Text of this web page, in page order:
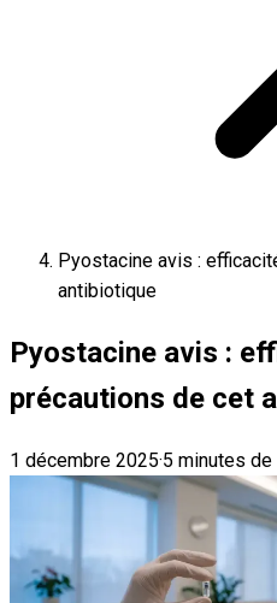
Pyostacine avis :
antibiotique
Pyostacine avis :
précautions de cet
1 décembre 2025·5 minutes